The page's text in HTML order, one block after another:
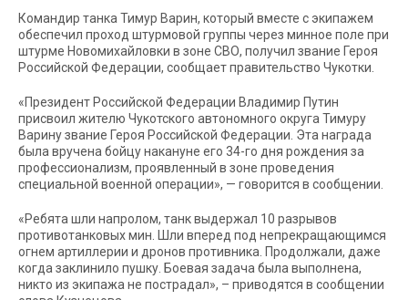
Командир танка Тимур Варин, который вместе с экипажем
обеспечил проход штурмовой группы через минное поле при
штурме Новомихайловки в зоне СВО, получил звание Героя
Российской Федерации, сообщает правительство Чукотки.
«Президент Российской Федерации Владимир Путин
присвоил жителю Чукотского автономного округа Тимуру
Варину звание Героя Российской Федерации. Эта награда
была вручена бойцу накануне его 34-го дня рождения за
профессионализм, проявленный в зоне проведения
специальной военной операции», — говорится в сообщении.
«Ребята шли напролом, танк выдержал 10 разрывов
противотанковых мин. Шли вперед под непрекращающимся
огнем артиллерии и дронов противника. Продолжали, даже
когда заклинило пушку. Боевая задача была выполнена,
никто из экипажа не пострадал», – приводятся в сообщении